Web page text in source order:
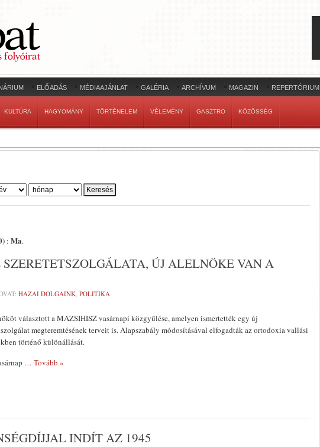
ELŐADÁS MÉDIAAJÁNLAT GALÉRIA ARCHÍVUM MAGAZIN REPERTÓRIUM
KULTÚRA HAGYOMÁNY TÖRTÉNELEM VÉLEMÉNY GASZTRO KÖZÖSSÉG
) : Ma.
ÚJ ALELNÖKE VAN A
HAZAI DOLGAINK, POLITIKA
választott a MAZSIHISZ vasárnapi közgyűlése, amelyen ismertették egy új
megteremtésének terveit is. Alapszabály módosításával elfogadták az ortodoxia vallási
történő különállását.
… Tovább »
INDÍT AZ 1945